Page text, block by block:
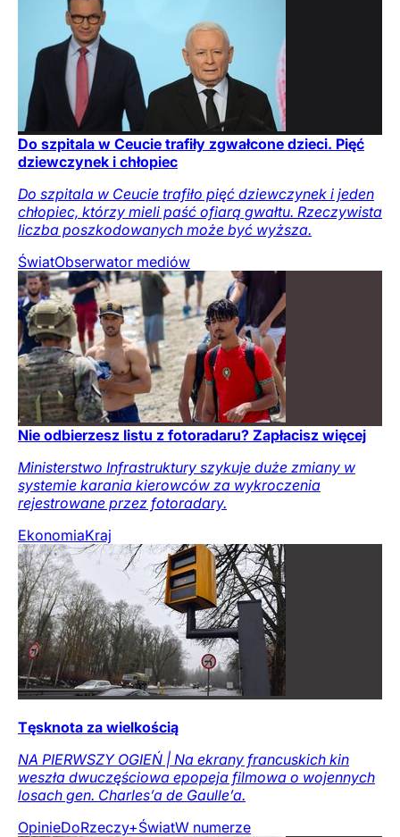
Do szpitala w Ceucie trafiły zgwałcone dzieci. Pięć
dziewczynek i chłopiec
Do szpitala w Ceucie trafiło pięć dziewczynek i jeden
chłopiec, którzy mieli paść ofiarą gwałtu. Rzeczywista
liczba poszkodowanych może być wyższa.
ŚwiatObserwator mediów
Nie odbierzesz listu z fotoradaru? Zapłacisz więcej
Ministerstwo Infrastruktury szykuje duże zmiany w
systemie karania kierowców za wykroczenia
rejestrowane przez fotoradary.
EkonomiaKraj
Tęsknota za wielkością
NA PIERWSZY OGIEŃ | Na ekrany francuskich kin
weszła dwuczęściowa epopeja filmowa o wojennych
losach gen. Charles’a de Gaulle’a.
OpinieDoRzeczy+ŚwiatW numerze